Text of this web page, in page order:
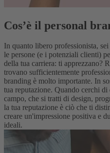
Cos’è il personal
In quanto libero professionista,
le persone (e i potenziali clienti)
della tua carriera: ti apprezzano?
trovano sufficientemente
branding è molto importante. In
tua reputazione. Quando cerchi
campo, che si tratti di design,
la tua reputazione è ciò che ti
creare un'impressione positiva e
ideali.